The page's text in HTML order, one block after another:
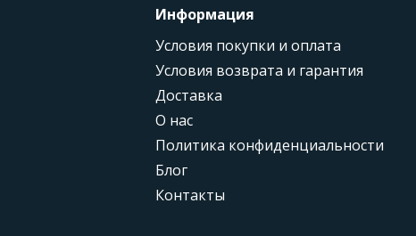
Информация
Условия покупки и оплата
Условия возврата и гарантия
Доставка
О нас
Политика конфиденциальности
Блог
Контакты